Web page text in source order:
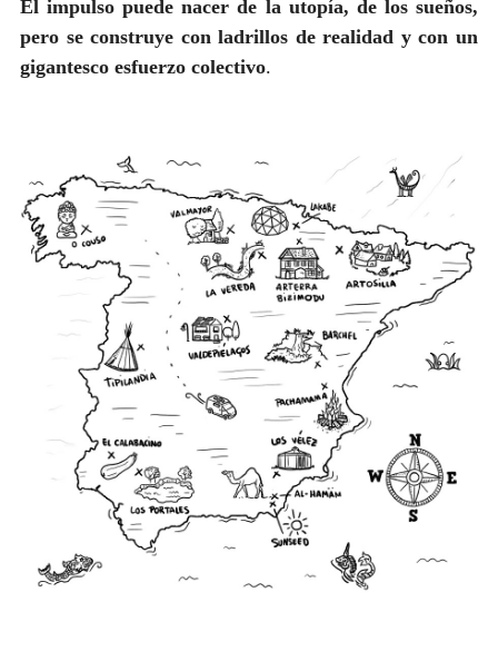
El impulso puede nacer de la utopía, de los sueños,
pero se construye con ladrillos de realidad y con un
gigantesco esfuerzo colectivo.